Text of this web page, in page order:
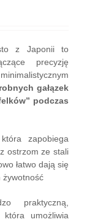
z Japonii to
precyzję
gałązek
podczas
zapobiega
ostrzom ze stali
łatwo dają się
żywotność
praktyczną,
umożliwia